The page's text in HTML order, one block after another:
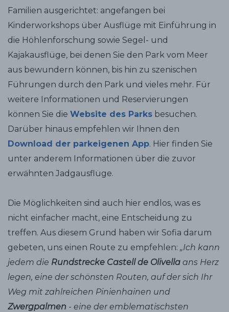
Familien ausgerichtet: angefangen bei
Kinderworkshops über Ausflüge mit Einführung in
die Höhlenforschung sowie Segel- und
Kajakausflüge, bei denen Sie den Park vom Meer
aus bewundern können, bis hin zu szenischen
Führungen durch den Park und vieles mehr. Für
weitere Informationen und Reservierungen
können Sie die Website des Parks besuchen.
Darüber hinaus empfehlen wir Ihnen den
Download der parkeigenen App. Hier finden Sie
unter anderem Informationen über die zuvor
erwähnten Jadgausflüge.
Die Möglichkeiten sind auch hier endlos, was es
nicht einfacher macht, eine Entscheidung zu
treffen. Aus diesem Grund haben wir Sofia darum
gebeten, uns einen Route zu empfehlen: „Ich kann
jedem die Rundstrecke Castell de Olivella ans Herz
legen, eine der schönsten Routen, auf der sich Ihr
Weg mit zahlreichen Pinienhainen und
Zwergpalmen - eine der emblematischsten